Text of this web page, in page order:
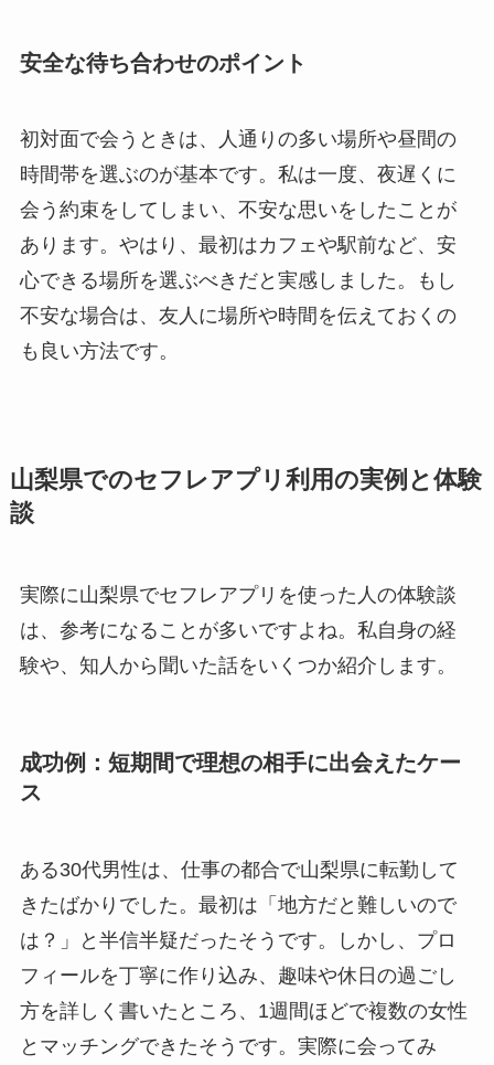
安全な待ち合わせのポイント
初対面で会うときは、人通りの多い場所や昼間の
時間帯を選ぶのが基本です。私は一度、夜遅くに
会う約束をしてしまい、不安な思いをしたことが
あります。やはり、最初はカフェや駅前など、安
心できる場所を選ぶべきだと実感しました。もし
不安な場合は、友人に場所や時間を伝えておくの
も良い方法です。
山梨県でのセフレアプリ利用の実例と体験
談
実際に山梨県でセフレアプリを使った人の体験談
は、参考になることが多いですよね。私自身の経
験や、知人から聞いた話をいくつか紹介します。
成功例：短期間で理想の相手に出会えたケー
ス
ある30代男性は、仕事の都合で山梨県に転勤して
きたばかりでした。最初は「地方だと難しいので
は？」と半信半疑だったそうです。しかし、プロ
フィールを丁寧に作り込み、趣味や休日の過ごし
方を詳しく書いたところ、1週間ほどで複数の女性
とマッチングできたそうです。実際に会ってみ